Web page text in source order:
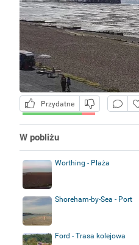
Przydatne
W pobliżu
Worthing - Plaża
Shoreham-by-Sea - Port
Ford - Trasa kolejowa